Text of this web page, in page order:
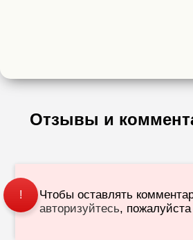
Отзывы и
!
Чтобы оставлять
авторизуйтесь,